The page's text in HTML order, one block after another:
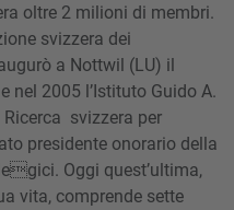
oltre 2 milioni di membri.
svizzera dei
a Nottwil (LU) il
nel 2005 l’Istituto Guido A.
svizzera per
presidente onorario della
Oggi quest’ultima,
vita, comprende sette